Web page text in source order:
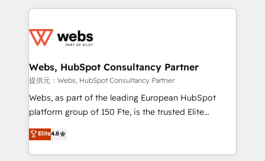
adoption, sales process and marketing results.
the first time 🔧 Designing and optimising your
and build using HubSpot 🔌 Integrating HubSpot
with other systems 🎓 Training your teams to be
HubSpot pros 📊 Lead generation services using
HubSpot Why us? - SIX HubSpot Accreditations -
CRM, Solutions Architecture, Onboarding , Data
Migration, Custom Integration & Platform
Webs, HubSpot Consultancy Partner
提供元：Webs, HubSpot Consultancy Partner
Webs, as part of the leading European HubSpot
platform group of 150 Fte, is the trusted Elite
HubSpot CRM Partner offering you a roadmap on
maximizing EBITDA and achieving Commercial
Excellence. With our targeted processes, we
Elite4.8